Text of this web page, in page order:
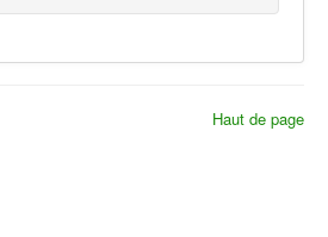
Haut de page